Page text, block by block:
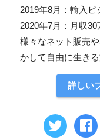
2019年8月：輸入ビ
2020年7月：月収30
様々なネット販売
かして自由に生き
詳しい